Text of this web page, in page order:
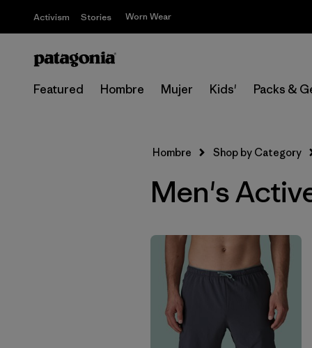
Activism Stories Worn Wear
Featured Hombre Mujer Kids' Packs &
Hombre Shop by Category
Men's